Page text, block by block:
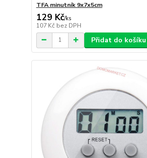
TFA minutník 9x7x5cm
129 Kč/ks
107 Kč bez DPH
Přidat do košíku